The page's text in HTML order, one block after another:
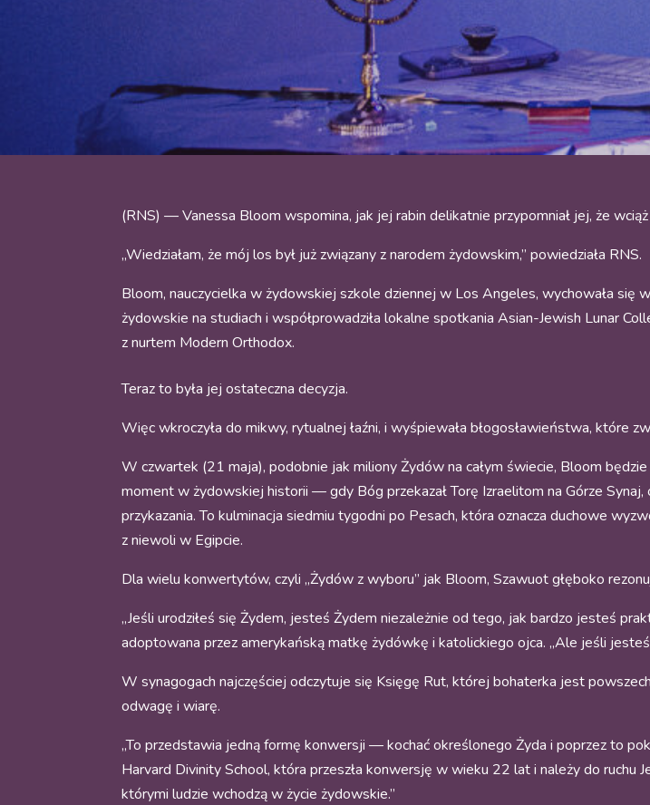
(RNS) — Vanessa Bloom wspomina, jak jej rabin delikatnie przypomniał jej, że
„Wiedziałam, że mój los był już związany z narodem żydowskim,” powiedziała RNS.
Bloom, nauczycielka w żydowskiej szkole dziennej w Los Angeles, wychowała się
żydowskie na studiach i współprowadziła lokalne spotkania Asian-Jewish Lunar
z nurtem Modern Orthodox.
Teraz to była jej ostateczna decyzja.
Więc wkroczyła do mikwy, rytualnej łaźni, i wyśpiewała błogosławieństwa, które
W czwartek (21 maja), podobnie jak miliony Żydów na całym świecie, Bloom
moment w żydowskiej historii — gdy Bóg przekazał Torę Izraelitom na Górze
przykazania. To kulminacja siedmiu tygodni po Pesach, która oznacza duchowe
z niewoli w Egipcie.
Dla wielu konwertytów, czyli „Żydów z wyboru” jak Bloom, Szawuot głęboko
„Jeśli urodziłeś się Żydem, jesteś Żydem niezależnie od tego, jak bardzo jesteś
adoptowana przez amerykańską matkę żydówkę i katolickiego ojca. „Ale jeśli
W synagogach najczęściej odczytuje się Księgę Rut, której bohaterka jest
odwagę i wiarę.
„To przedstawia jedną formę konwersji — kochać określonego Żyda i poprzez to
Harvard Divinity School, która przeszła konwersję w wieku 22 lat i należy do ruchu
którymi ludzie wchodzą w życie żydowskie.”